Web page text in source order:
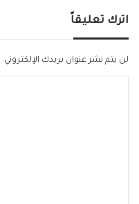
اترك تعليقاً
لن يتم نشر عنوان بريدك الإلكتروني.